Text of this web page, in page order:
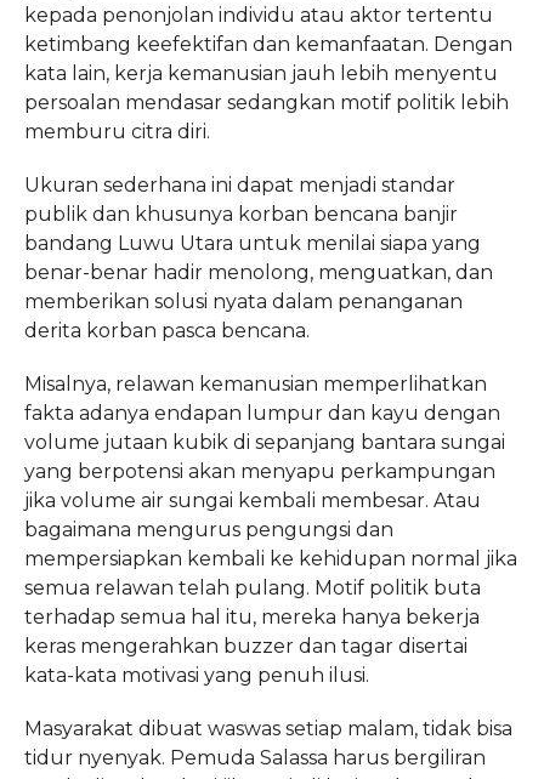
kepada penonjolan individu atau aktor tertentu
ketimbang keefektifan dan kemanfaatan. Dengan
kata lain, kerja kemanusian jauh lebih menyentu
persoalan mendasar sedangkan motif politik lebih
memburu citra diri.
Ukuran sederhana ini dapat menjadi standar
publik dan khusunya korban bencana banjir
bandang Luwu Utara untuk menilai siapa yang
benar-benar hadir menolong, menguatkan, dan
memberikan solusi nyata dalam penanganan
derita korban pasca bencana.
Misalnya, relawan kemanusian memperlihatkan
fakta adanya endapan lumpur dan kayu dengan
volume jutaan kubik di sepanjang bantara sungai
yang berpotensi akan menyapu perkampungan
jika volume air sungai kembali membesar. Atau
bagaimana mengurus pengungsi dan
mempersiapkan kembali ke kehidupan normal jika
semua relawan telah pulang. Motif politik buta
terhadap semua hal itu, mereka hanya bekerja
keras mengerahkan buzzer dan tagar disertai
kata-kata motivasi yang penuh ilusi.
Masyarakat dibuat waswas setiap malam, tidak bisa
tidur nyenyak. Pemuda Salassa harus bergiliran